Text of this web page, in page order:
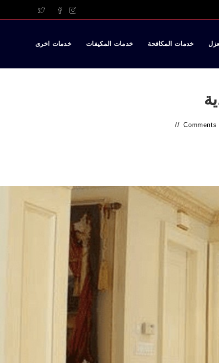
خدمات المكافحة خدمات المكيفات خدمات اخرى